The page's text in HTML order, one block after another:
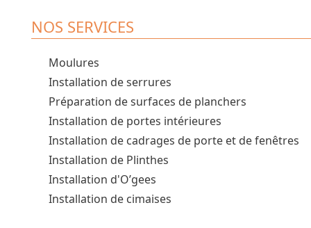
NOS SERVICES
Moulures
Installation de serrures
Préparation de surfaces de planchers
Installation de portes intérieures
Installation de cadrages de porte et de fenêtres
Installation de Plinthes
Installation d'O’gees
Installation de cimaises